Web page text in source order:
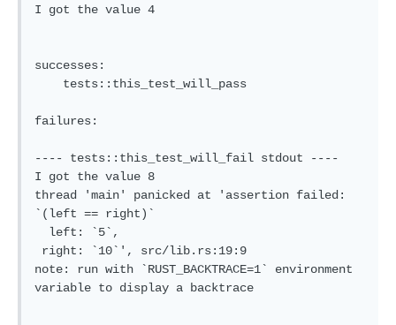
I got the value 4
successes:
failures:
---- tests::this_test_will_fail stdout ----
I got the value 8
thread 'main' panicked at 'assertion failed:
`(left == right)`
note: run with `RUST_BACKTRACE=1` environment
variable to display a backtrace